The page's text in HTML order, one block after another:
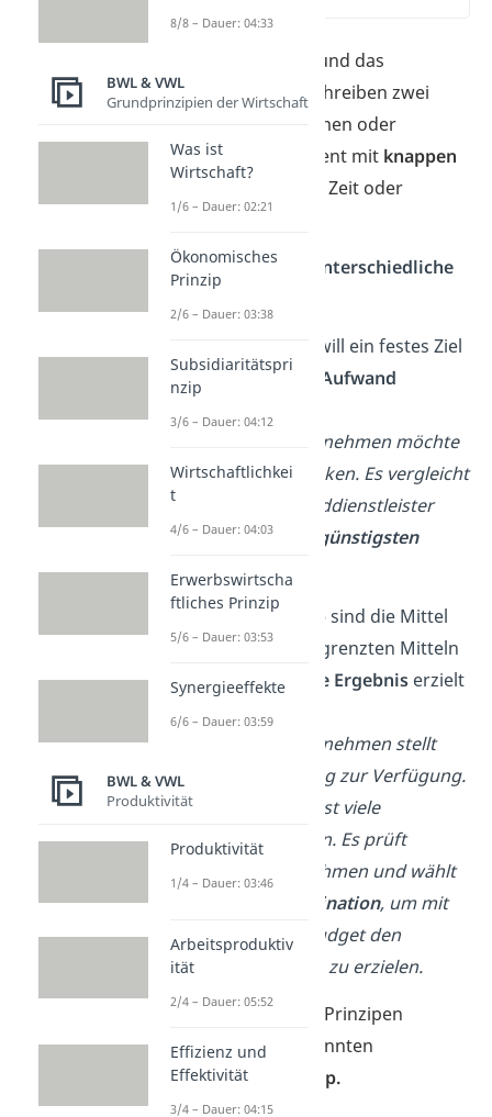
und das
Maximalprinzip
beschreiben zwei
Wege, wie Unternehmen oder
Einzelpersonen effizient mit knappen
wie Geld, Zeit oder
Personal umgehen.
Dabei verfolgen sie
unterschiedliche
will ein festes Ziel
mit möglichstwenig
Aufwand
Ein Unternehmen möchte
1.000 Pakete verschicken. Es vergleicht
verschiedene Versanddienstleister
und wählt dann den
günstigsten
Anbieter
BeimMaximalprinzipsind die Mittel
begrenzt. Mit den begrenzten Mitteln
soll dasbestmögliche Ergebnis erzielt
werden.
➡️
Ein Unternehmen stellt
10.000 €
für Marketing zur Verfügung.
Damit will es möglichst viele
Neukundengewinnen. Es prüft
verschiedene Maßnahmen und wählt
die
effektivste Kombination, um mit
dem vorhandenen Budget den
größten Werbeerfolg zu erzielen.
Gut zu wissen:
Beide Prinzipen
gehören zum sogenannten
ökonomischen
Prinzip.
8/8 – Dauer: 04:33
BWL & VWL
Grundprinzipien der Wirtschaft
Was ist
Wirtschaft?
1/6 – Dauer: 02:21
Ökonomisches
Prinzip
2/6 – Dauer: 03:38
Subsidiaritätspri
nzip
3/6 – Dauer: 04:12
Wirtschaftlichkei
t
4/6 – Dauer: 04:03
Erwerbswirtscha
ftliches Prinzip
5/6 – Dauer: 03:53
Synergieeffekte
6/6 – Dauer: 03:59
BWL & VWL
Produktivität
Produktivität
1/4 – Dauer: 03:46
Arbeitsproduktiv
ität
2/4 – Dauer: 05:52
Effizienz und
Effektivität
3/4 – Dauer: 04:15